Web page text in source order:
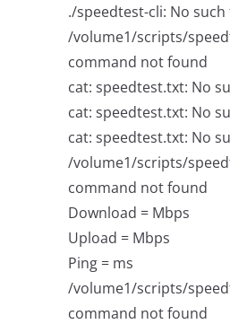
./speedtest-cli: No
/volume1/scripts/
command not found
cat: speedtest.txt: No
cat: speedtest.txt: No
cat: speedtest.txt: No
/volume1/scripts/
command not found
Download = Mbps
Upload = Mbps
Ping = ms
/volume1/scripts/
command not found